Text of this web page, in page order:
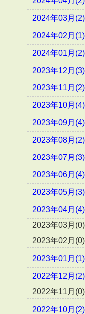
2024年03月(2)
2024年02月(1)
2024年01月(2)
2023年12月(3)
2023年11月(2)
2023年10月(4)
2023年09月(4)
2023年08月(2)
2023年07月(3)
2023年06月(4)
2023年05月(3)
2023年04月(4)
2023年03月(0)
2023年02月(0)
2023年01月(1)
2022年12月(2)
2022年11月(0)
2022年10月(2)